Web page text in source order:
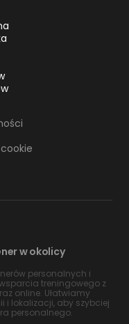
w okolicy
personalnych i
treningowego z
online. Ułatwiamy
i lokalizacji, aby szybciej
personalnego.